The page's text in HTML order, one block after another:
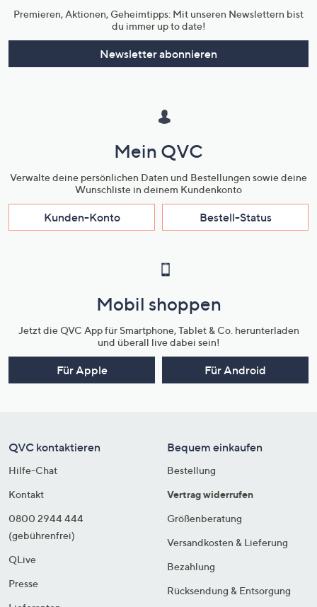
Premieren, Aktionen, Geheimtipps: Mit unseren Newslettern bist
du immer up to date!
Newsletter abonnieren
Mein QVC
Verwalte deine persönlichen Daten und Bestellungen sowie deine
Wunschliste in deinem Kundenkonto
Kunden-Konto Bestell-Status
Mobil shoppen
Jetzt die QVC App für Smartphone, Tablet & Co. herunterladen
und überall live dabei sein!
Für Apple Für Android
QVC kontaktieren
Hilfe-Chat
Kontakt
0800 2944 444
(gebührenfrei)
QLive
Presse
Bequem einkaufen
Bestellung
Vertrag widerrufen
Größenberatung
Versandkosten & Lieferung
Bezahlung
Rücksendung & Entsorgung